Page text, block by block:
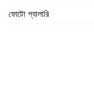
ফোটো গ্যালারি